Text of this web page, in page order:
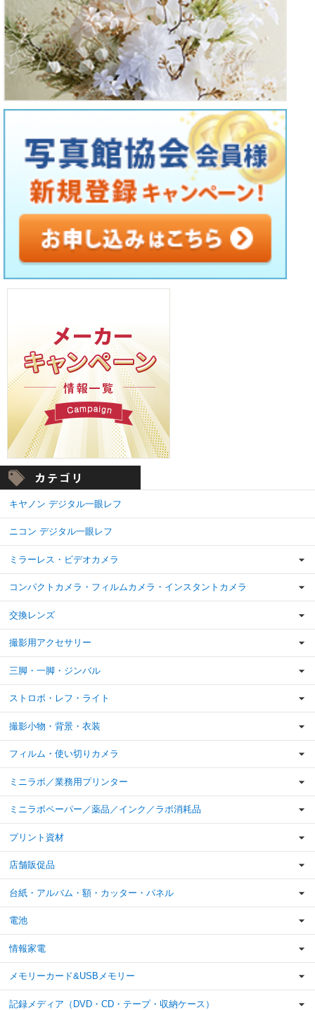
キヤノン デジタル一眼レフ
ニコン デジタル一眼レフ
ミラーレス・ビデオカメラ
コンパクトカメラ・フィルムカメラ・インスタントカメラ
交換レンズ
撮影用アクセサリー
三脚・一脚・ジンバル
ストロボ・レフ・ライト
撮影小物・背景・衣装
フィルム・使い切りカメラ
ミニラボ／業務用プリンター
ミニラボペーパー／薬品／インク／ラボ消耗品
プリント資材
店舗販促品
台紙・アルバム・額・カッター・パネル
電池
情報家電
メモリーカード&USBメモリー
記録メディア（DVD・CD・テープ・収納ケース）